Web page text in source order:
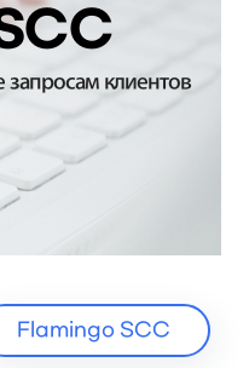
клиентов
Flamingo SCC